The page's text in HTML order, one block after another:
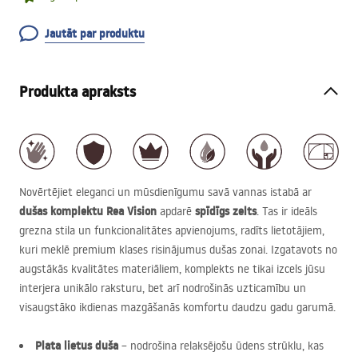
Jautāt par produktu
Produkta apraksts
Novērtējiet eleganci un mūsdienīgumu savā vannas istabā ar
dušas komplektu Rea Vision apdarē spīdīgs zelts. Tas ir ideāls
grezna stila un funkcionalitātes apvienojums, radīts lietotājiem,
kuri meklē premium klases risinājumus dušas zonai. Izgatavots no
augstākās kvalitātes materiāliem, komplekts ne tikai izcels jūsu
interjera unikālo raksturu, bet arī nodrošinās uzticamību un
visaugstāko ikdienas mazgāšanās komfortu daudzu gadu garumā.
Plata lietus duša – nodrošina relaksējošu ūdens strūklu, kas